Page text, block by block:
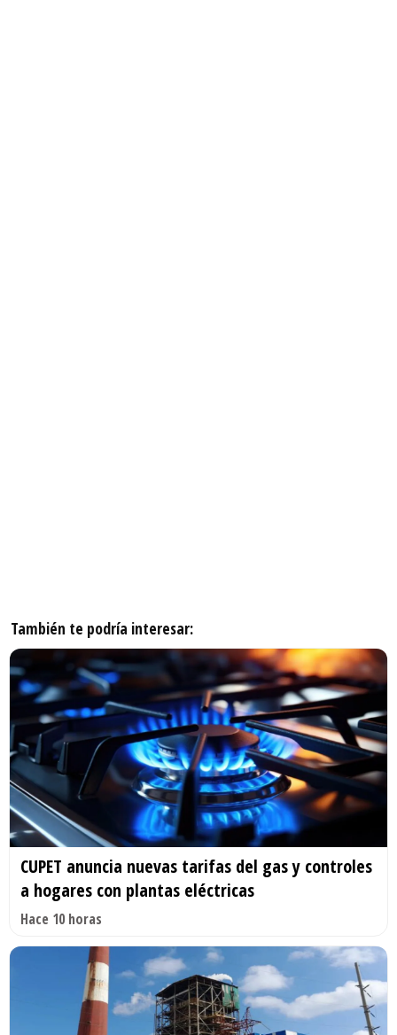
También te podría interesar:
CUPET anuncia nuevas tarifas del gas y controles
a hogares con plantas eléctricas
Hace 10 horas